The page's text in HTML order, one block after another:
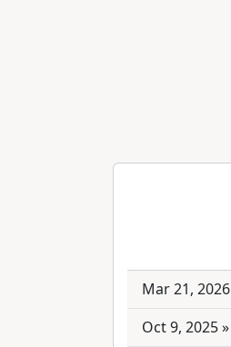
Mar 21, 2026
Oct 9, 2025»